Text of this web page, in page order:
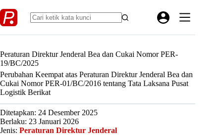
to
content
Peraturan Direktur Jenderal Bea dan Cukai Nomor PER-
19/BC/2025
Perubahan Keempat atas Peraturan Direktur Jenderal Bea dan
Cukai Nomor PER-01/BC/2016 tentang Tata Laksana Pusat
Logistik Berikat
Ditetapkan: 24 Desember 2025
Berlaku: 23 Januari 2026
Jenis: Peraturan Direktur Jenderal